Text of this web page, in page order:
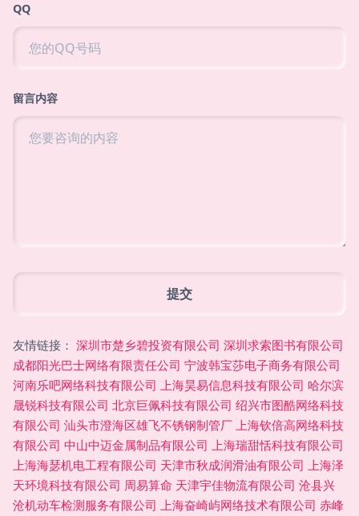
QQ
留言内容
友情链接： 深圳市楚乡碧投资有限公司 深圳求索图书有限公司
成都阳光巴士网络有限责任公司 宁波韩宝莎电子商务有限公司
河南乐吧网络科技有限公司 上海昊易信息科技有限公司 哈尔滨
晟锐科技有限公司 北京巨佩科技有限公司 绍兴市图酷网络科技
有限公司 汕头市澄海区雄飞不锈钢制管厂 上海钦倍高网络科技
有限公司 中山中迈金属制品有限公司 上海瑞甜恬科技有限公司
上海海瑟机电工程有限公司 天津市秋成润滑油有限公司 上海泽
天环境科技有限公司 周易算命 天津宇佳物流有限公司 沧县兴
沧机动车检测服务有限公司 上海奋崎屿网络技术有限公司 赤峰